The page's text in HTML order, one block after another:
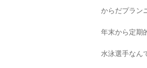
からだプラン
年末から定期
水泳選手なん